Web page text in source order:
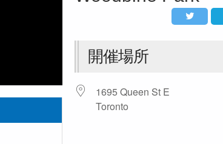
開催場所
1695 Queen St E
Toronto